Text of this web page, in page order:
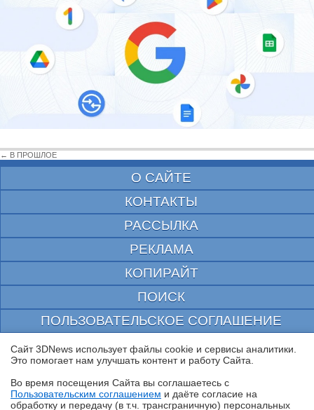
← В ПРОШЛОЕ
О САЙТЕ
КОНТАКТЫ
РАССЫЛКА
РЕКЛАМА
КОПИРАЙТ
ПОИСК
ПОЛЬЗОВАТЕЛЬСКОЕ СОГЛАШЕНИЕ
ЗАЩИЩЕНО CURATOR
© 1997—2026 Электронное периодическое издание "3ДНьюс" | Свидетельство о
выдано Федеральной Службой по надзору за соблюдением законодательства в сфере
массовых коммуникаций и охране культурного наследия
Сайт 3DNews использует файлы cookie и сервисы аналитики.
Это помогает нам улучшать контент и работу Cайта.
Во время посещения Cайта вы соглашаетесь с
Пользовательским соглашением и даёте согласие на
обработку и передачу (в т.ч. трансграничную) персональных